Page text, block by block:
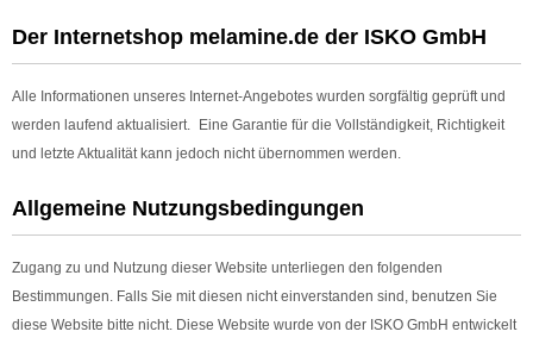
Der Internetshop melamine.de der ISKO GmbH
Alle Informationen unseres Internet-Angebotes wurden sorgfältig geprüft und
werden laufend aktualisiert. Eine Garantie für die Vollständigkeit, Richtigkeit
und letzte Aktualität kann jedoch nicht übernommen werden.
Allgemeine Nutzungsbedingungen
Zugang zu und Nutzung dieser Website unterliegen den folgenden
Bestimmungen. Falls Sie mit diesen nicht einverstanden sind, benutzen Sie
diese Website bitte nicht. Diese Website wurde von der ISKO GmbH entwickelt